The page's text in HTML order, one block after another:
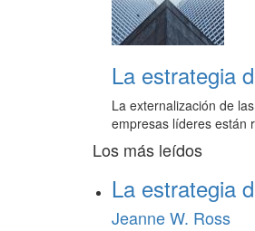
La estrategia
La externalización de
empresas líderes están
Los más leídos
La estrategia
Jeanne W. Ross